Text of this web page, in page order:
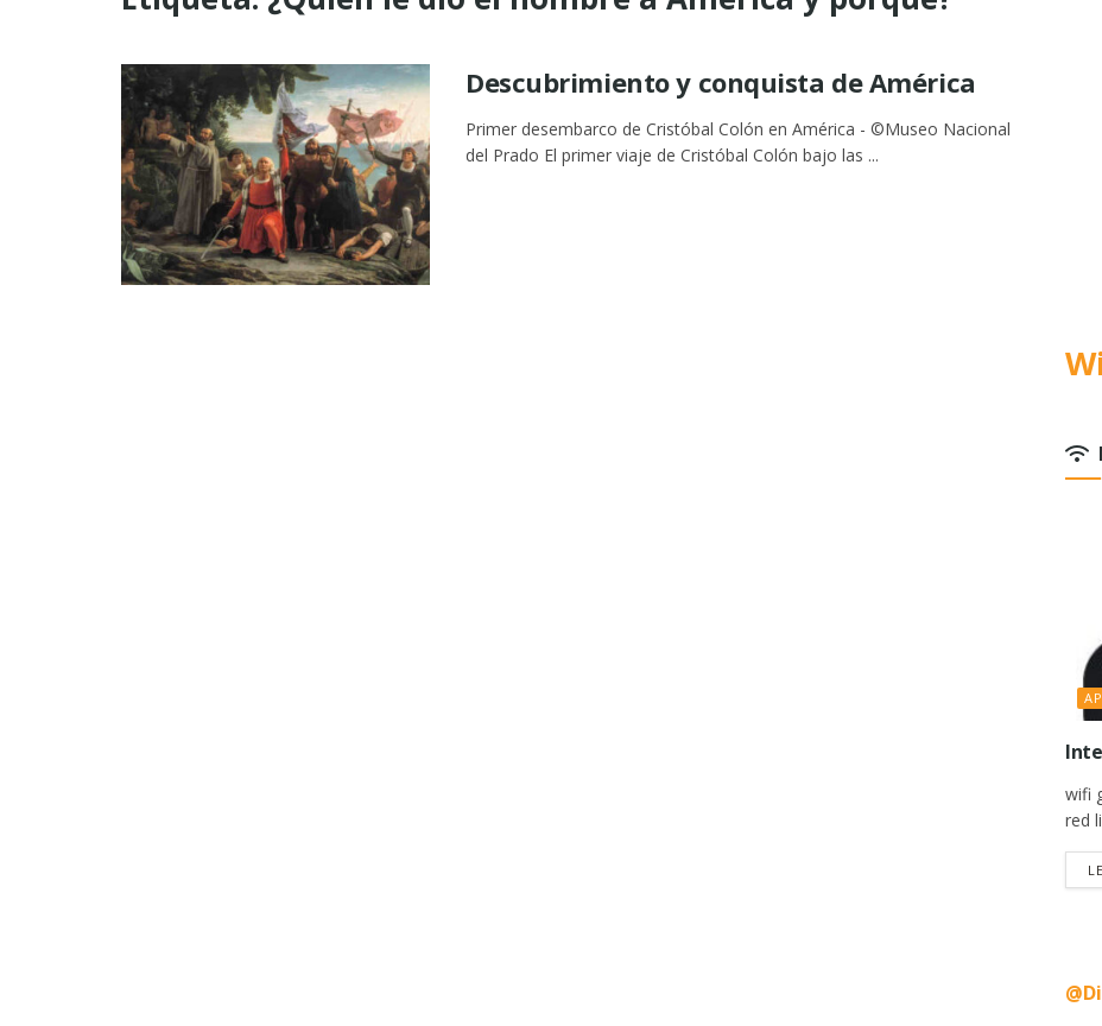
Descubrimiento y conquista de América
Primer desembarco de Cristóbal Colón en América - ©Museo Nacional
del Prado El primer viaje de Cristóbal Colón bajo las ...
wifi
red